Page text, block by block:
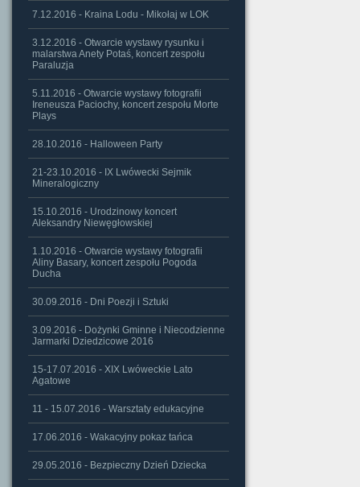
7.12.2016 - Kraina Lodu - Mikołaj w LOK
3.12.2016 - Otwarcie wystawy rysunku i
malarstwa Anety Potaś, koncert zespołu
Paraluzja
5.11.2016 - Otwarcie wystawy fotografii
Ireneusza Paciochy, koncert zespołu Morte
Plays
28.10.2016 - Halloween Party
21-23.10.2016 - IX Lwówecki Sejmik
Mineralogiczny
15.10.2016 - Urodzinowy koncert
Aleksandry Niewęgłowskiej
1.10.2016 - Otwarcie wystawy fotografii
Aliny Basary, koncert zespołu Pogoda
Ducha
30.09.2016 - Dni Poezji i Sztuki
3.09.2016 - Dożynki Gminne i Niecodzienne
Jarmarki Dziedzicowe 2016
15-17.07.2016 - XIX Lwóweckie Lato
Agatowe
11 - 15.07.2016 - Warsztaty edukacyjne
17.06.2016 - Wakacyjny pokaz tańca
29.05.2016 - Bezpieczny Dzień Dziecka